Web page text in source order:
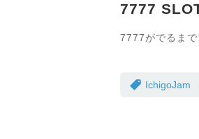
7777
7777がでるまで
IchigoJam